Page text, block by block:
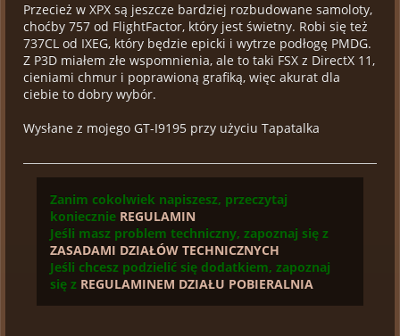
Przecież w XPX są jeszcze bardziej rozbudowane samoloty,
choćby 757 od FlightFactor, który jest świetny. Robi się też
737CL od IXEG, który będzie epicki i wytrze podłogę PMDG.
Z P3D miałem złe wspomnienia, ale to taki FSX z DirectX 11,
cieniami chmur i poprawioną grafiką, więc akurat dla
ciebie to dobry wybór.
Wysłane z mojego GT-I9195 przy użyciu Tapatalka
Zanim cokolwiek napiszesz, przeczytaj
koniecznie REGULAMIN
Jeśli masz problem techniczny, zapoznaj się z
ZASADAMI DZIAŁÓW TECHNICZNYCH
Jeśli chcesz podzielić się dodatkiem, zapoznaj
się z REGULAMINEM DZIAŁU POBIERALNIA